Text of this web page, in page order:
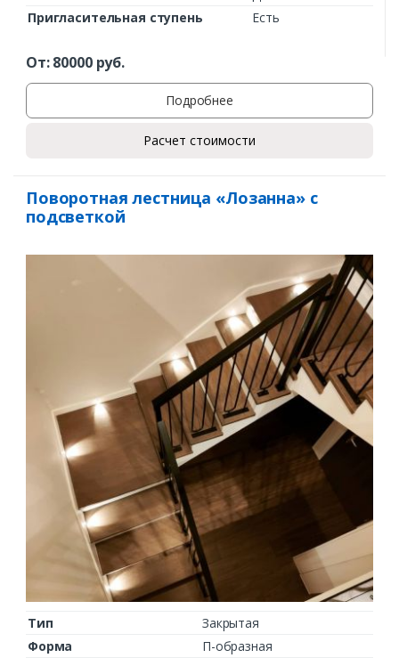
Пригласительная ступень
Есть
От:80000руб.
Подробнее
Расчет стоимости
Поворотная лестница «Лозанна» с
подсветкой
Тип
Закрытая
Форма
П-образная